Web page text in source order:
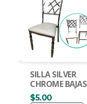
SILLA SILVER
CHROME BAJAS
$5.00